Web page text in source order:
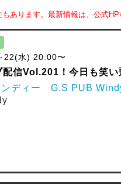
あります。最新情報は、公式HP
22(水) 20:00〜
信Vol.201！今日も笑い
ンディー G.S PUB